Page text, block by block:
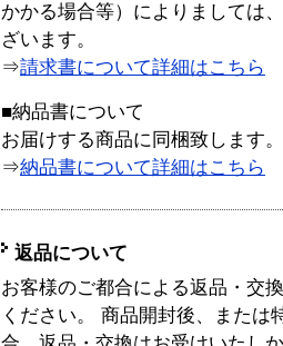
かかる場合等）によりましては
ざいます。
⇒請求書について詳細はこちら
■納品書について
お届けする商品に同梱致します。
⇒納品書について詳細はこちら
返品について
お客様のご都合による返品・交
ください。 商品開封後、または